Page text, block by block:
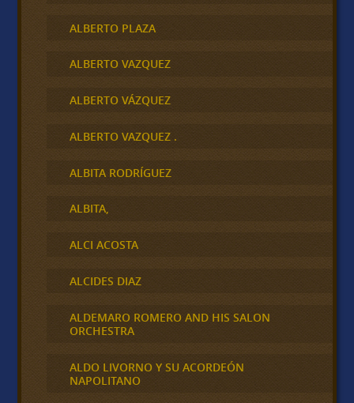
ALBERTO PLAZA
ALBERTO VAZQUEZ
ALBERTO VÁZQUEZ
ALBERTO VAZQUEZ .
ALBITA RODRÍGUEZ
ALBITA,
ALCI ACOSTA
ALCIDES DIAZ
ALDEMARO ROMERO AND HIS SALON
ORCHESTRA
ALDO LIVORNO Y SU ACORDEÓN
NAPOLITANO